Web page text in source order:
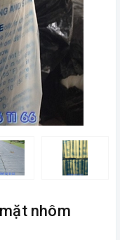
nhôm